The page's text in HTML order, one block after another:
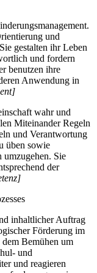
und
gestalten ihr Leben
und fordern
benutzen ihre
Anwendung in
wahr und
Miteinander Regeln
und Verantwortung
üben sowie
umzugehen. Sie
der
inhaltlicher Auftrag
Förderung im
Bemühen um
und
und reagieren